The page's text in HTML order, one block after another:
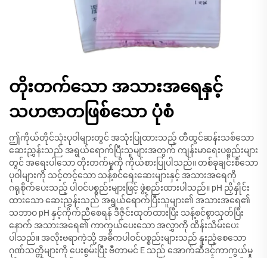
တိုးတက်သော အသားအရေနှင့်
သဟဇာတဖြစ်သော ပုံစံ
ဤကိုယ်တိုင်သုံးပုဝါများတွင် အသုံးပြုထားသည့် တီထွင်ဆန်းသစ်သော
ဆေးညွှန်းသည် အရွယ်ရောက်ပြီးသူများအတွက် ကျန်းမာရေးပစ္စည်းများ
တွင် အရေးပါသော တိုးတက်မှုကို ကိုယ်စားပြုပါသည်။ တစ်ခုချင်းစီသော
ပုဝါများကို သင့်တင့်သော သန့်စင်ရေးဆေးများနှင့် အသားအရေကို
ဂရုစိုက်ပေးသည့် ပါဝင်ပစ္စည်းများဖြင့် ဖွဲ့စည်းထားပါသည်။ pH ညှိနှိုင်း
ထားသော ဆေးညွှန်းသည် အရွယ်ရောက်ပြီးသူများ၏ အသားအရေ၏
သဘာဝ pH နှင့်ကိုက်ညီစေရန် ဒီဇိုင်းထုတ်ထားပြီး သန့်စင်စွာသုတ်ပြီး
နောက် အသားအရေ၏ ကာကွယ်ပေးသော အလွှာကို ထိန်းသိမ်းပေး
ပါသည်။ အလိုးဗရာကဲ့သို့ အဓိကပါဝင်ပစ္စည်းများသည် နူးညံ့စေသော
ဂုဏ်သတ္တိများကို ပေးစွမ်းပြီး ဗီတာမင် E သည် အောက်ဆီဒင့်ကာကွယ်မှု